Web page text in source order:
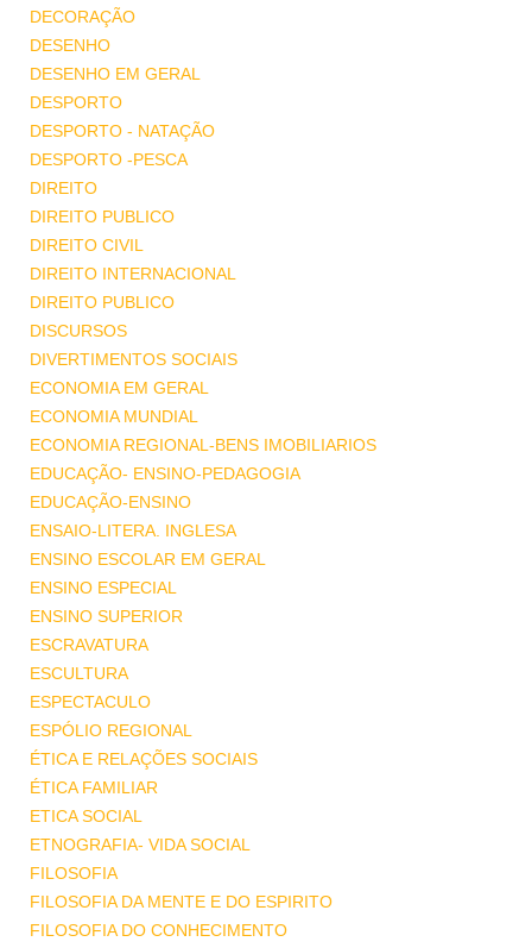
DECORAÇÃO
DESENHO
DESENHO EM GERAL
DESPORTO
DESPORTO - NATAÇÃO
DESPORTO -PESCA
DIREITO
DIREITO PUBLICO
DIREITO CIVIL
DIREITO INTERNACIONAL
DIREITO PUBLICO
DISCURSOS
DIVERTIMENTOS SOCIAIS
ECONOMIA EM GERAL
ECONOMIA MUNDIAL
ECONOMIA REGIONAL-BENS IMOBILIARIOS
EDUCAÇÃO- ENSINO-PEDAGOGIA
EDUCAÇÃO-ENSINO
ENSAIO-LITERA. INGLESA
ENSINO ESCOLAR EM GERAL
ENSINO ESPECIAL
ENSINO SUPERIOR
ESCRAVATURA
ESCULTURA
ESPECTACULO
ESPÓLIO REGIONAL
ÉTICA E RELAÇÕES SOCIAIS
ÉTICA FAMILIAR
ETICA SOCIAL
ETNOGRAFIA- VIDA SOCIAL
FILOSOFIA
FILOSOFIA DA MENTE E DO ESPIRITO
FILOSOFIA DO CONHECIMENTO